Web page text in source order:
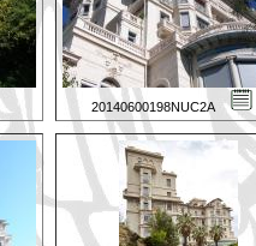
20140600198NUC2A